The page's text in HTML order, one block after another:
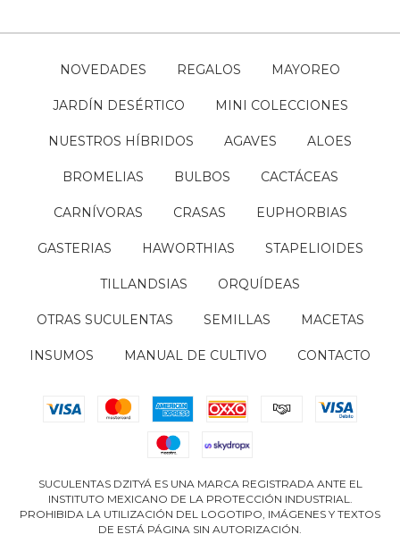
NOVEDADES REGALOS MAYOREO
JARDÍN DESÉRTICO MINI COLECCIONES
NUESTROS HÍBRIDOS AGAVES ALOES
BROMELIAS BULBOS CACTÁCEAS
CARNÍVORAS CRASAS EUPHORBIAS
GASTERIAS HAWORTHIAS STAPELIOIDES
TILLANDSIAS ORQUÍDEAS
OTRAS SUCULENTAS SEMILLAS MACETAS
INSUMOS MANUAL DE CULTIVO CONTACTO
SUCULENTAS DZITYÁ ES UNA MARCA REGISTRADA ANTE EL
INSTITUTO MEXICANO DE LA PROTECCIÓN INDUSTRIAL.
PROHIBIDA LA UTILIZACIÓN DEL LOGOTIPO, IMÁGENES Y TEXTOS
DE ESTÁ PÁGINA SIN AUTORIZACIÓN.